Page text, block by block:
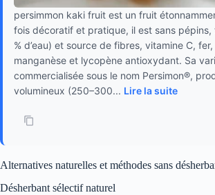
persimmon kaki fruit est un fruit
fois décoratif et pratique, il est sans
% d’eau) et source de fibres, vitamine C,
manganèse et lycopène antioxydant. Sa
commercialisée sous le nom Persimon®,
volumineux (250–300... Lire la suite
Alternatives naturelles et méthodes sans
Désherbant sélectif naturel